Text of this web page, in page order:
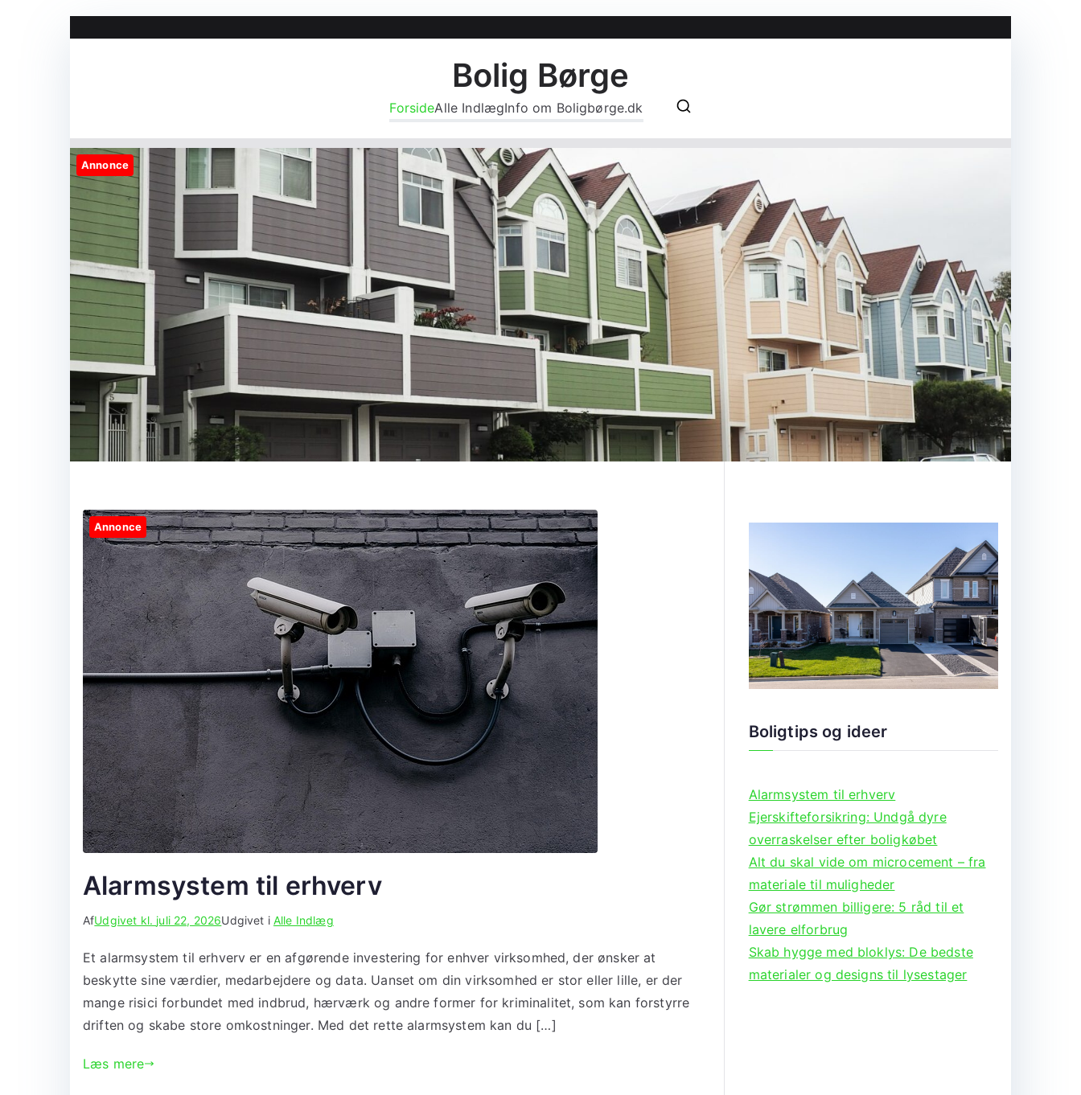
Bolig Børge
ForsideAlle IndlægInfo om Boligbørge.dk
Annonce
Annonce
Alarmsystem til erhverv
AfUdgivet kl. juli 22, 2026Udgivet i Alle Indlæg
Et alarmsystem til erhverv er en afgørende investering for enhver virksomhed, der ønsker at
beskytte sine værdier, medarbejdere og data. Uanset om din virksomhed er stor eller lille, er der
mange risici forbundet med indbrud, hærværk og andre former for kriminalitet, som kan forstyrre
driften og skabe store omkostninger. Med det rette alarmsystem kan du […]
Læs mere
Boligtips og ideer
Alarmsystem til erhverv
Ejerskifteforsikring: Undgå dyre
overraskelser efter boligkøbet
Alt du skal vide om microcement – fra
materiale til muligheder
Gør strømmen billigere: 5 råd til et
lavere elforbrug
Skab hygge med bloklys: De bedste
materialer og designs til lysestager